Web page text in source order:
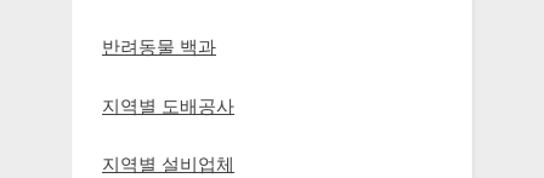
반려동물 백과
지역별 도배공사
지역별 설비업체